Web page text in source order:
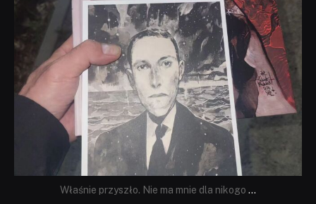
Właśnie przyszło. Nie ma mnie dla nikogo ...